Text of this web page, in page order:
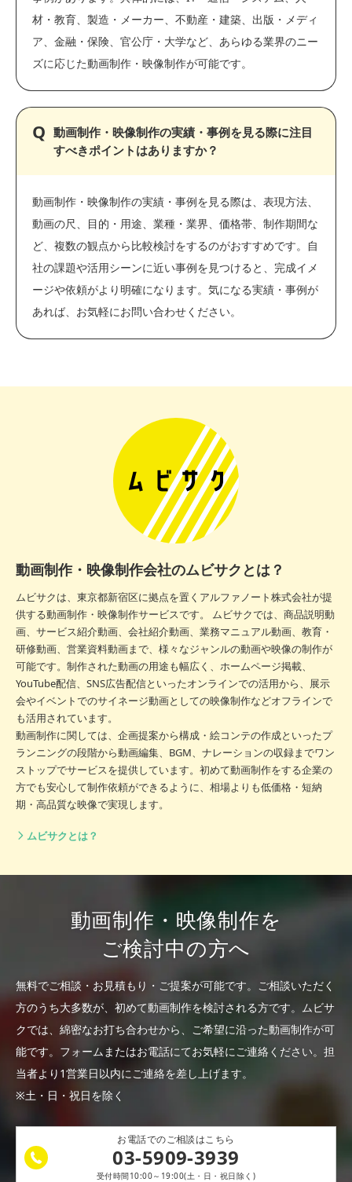
材・教育、製造・メーカー、不動産・建築、出版・メディ
ア、金融・保険、官公庁・大学など、あらゆる業界のニー
ズに応じた動画制作・映像制作が可能です。
動画制作・映像制作の実績・事例を見る際に注目
すべきポイントはありますか？
動画制作・映像制作の実績・事例を見る際は、表現方法、
動画の尺、目的・用途、業種・業界、価格帯、制作期間な
ど、複数の観点から比較検討をするのがおすすめです。自
社の課題や活用シーンに近い事例を見つけると、完成イメ
ージや依頼がより明確になります。気になる実績・事例が
あれば、お気軽にお問い合わせください。
動画制作・映像制作会社のムビサクとは？
ムビサクは、東京都新宿区に拠点を置くアルファノート株式会社が提
供する動画制作・映像制作サービスです。 ムビサクでは、商品説明動
画、サービス紹介動画、会社紹介動画、業務マニュアル動画、教育・
研修動画、営業資料動画まで、様々なジャンルの動画や映像の制作が
可能です。制作された動画の用途も幅広く、ホームページ掲載、
YouTube配信、SNS広告配信といったオンラインでの活用から、展示
会やイベントでのサイネージ動画としての映像制作などオフラインで
も活用されています。
動画制作に関しては、企画提案から構成・絵コンテの作成といったプ
ランニングの段階から動画編集、BGM、ナレーションの収録までワン
ストップでサービスを提供しています。初めて動画制作をする企業の
方でも安心して制作依頼ができるように、相場よりも低価格・短納
期・高品質な映像で実現します。
ムビサクとは？
動画制作・映像制作を
ご検討中の方へ
無料でご相談・お見積もり・ご提案が可能です。
ご相談いただく
方のうち大多数が、初めて動画制作を検討される方です。
ムビサ
クでは、綿密なお打ち合わせから、ご希望に沿った動画制作が可
能です。 フォームまたはお電話にてお気軽にご連絡ください。 担
当者より1営業日以内にご連絡を差し上げます。
※土・日・祝日を除く
お電話でのご相談はこちら
03-5909-3939
受付時間10:00～19:00(土・日・祝日除く)